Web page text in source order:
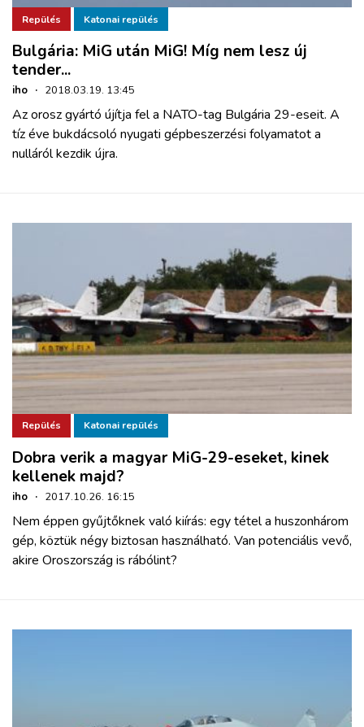
Repülés Katonai repülés
Bulgária: MiG után MiG! Míg nem lesz új
tender...
iho · 2018.03.19. 13:45
Az orosz gyártó újítja fel a NATO-tag Bulgária 29-eseit. A
tíz éve bukdácsoló nyugati gépbeszerzési folyamatot a
nulláról kezdik újra.
Repülés Katonai repülés
Dobra verik a magyar MiG-29-eseket, kinek
kellenek majd?
iho · 2017.10.26. 16:15
Nem éppen gyűjtőknek való kiírás: egy tétel a huszonhárom
gép, köztük négy biztosan használható. Van potenciális vevő,
akire Oroszország is rábólint?